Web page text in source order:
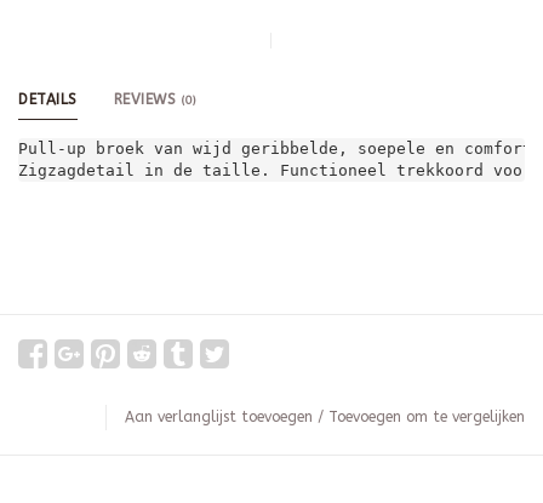
DETAILS REVIEWS (0)
Pull-up broek van wijd geribbelde, soepele en
Zigzagdetail in de taille. Functioneel trekkoord voor
Aan verlanglijst toevoegen / Toevoegen om te vergelijken